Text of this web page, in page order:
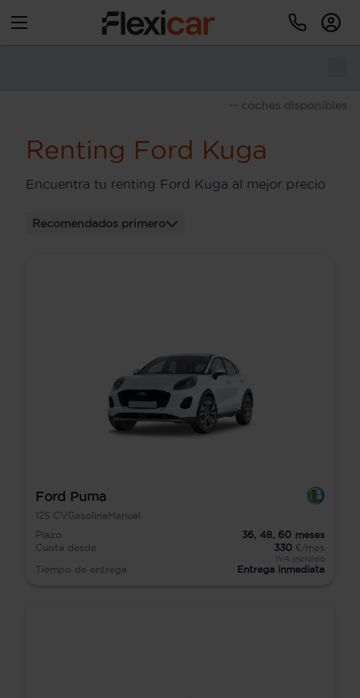
-- coches disponibles
Renting Ford Kuga
Encuentra tu renting Ford Kuga al mejor precio
Recomendados primero
Ford Puma
125 CVGasolinaManual
Plazo
36, 48, 60 meses
Cuota desde
330 €/mes
IVA incluido
Tiempo de entrega Entrega inmediata